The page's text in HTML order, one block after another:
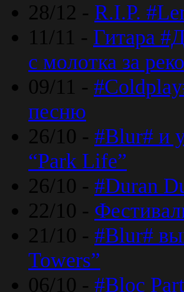
28/12 - R.I.P.
11/11 - Гитара
с молотка за
09/11 -
песню
26/10 - #Blur# и
“Park Life”
26/10 - #Duran
22/10 -
21/10 - #Blur#
Towers”
06/10 - #Bloc